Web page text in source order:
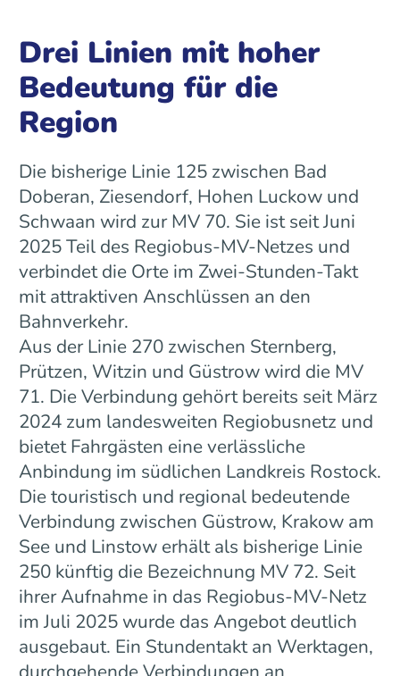
Drei Linien mit hoher
Bedeutung für die
Region
Die bisherige Linie 125 zwischen Bad
Doberan, Ziesendorf, Hohen Luckow und
Schwaan wird zur MV 70. Sie ist seit Juni
2025 Teil des Regiobus-MV-Netzes und
verbindet die Orte im Zwei-Stunden-Takt
mit attraktiven Anschlüssen an den
Bahnverkehr.
Aus der Linie 270 zwischen Sternberg,
Prützen, Witzin und Güstrow wird die MV
71. Die Verbindung gehört bereits seit März
2024 zum landesweiten Regiobusnetz und
bietet Fahrgästen eine verlässliche
Anbindung im südlichen Landkreis Rostock.
Die touristisch und regional bedeutende
Verbindung zwischen Güstrow, Krakow am
See und Linstow erhält als bisherige Linie
250 künftig die Bezeichnung MV 72. Seit
ihrer Aufnahme in das Regiobus-MV-Netz
im Juli 2025 wurde das Angebot deutlich
ausgebaut. Ein Stundentakt an Werktagen,